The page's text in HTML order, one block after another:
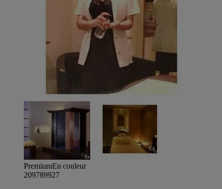
PremiumEn couleur
209789927